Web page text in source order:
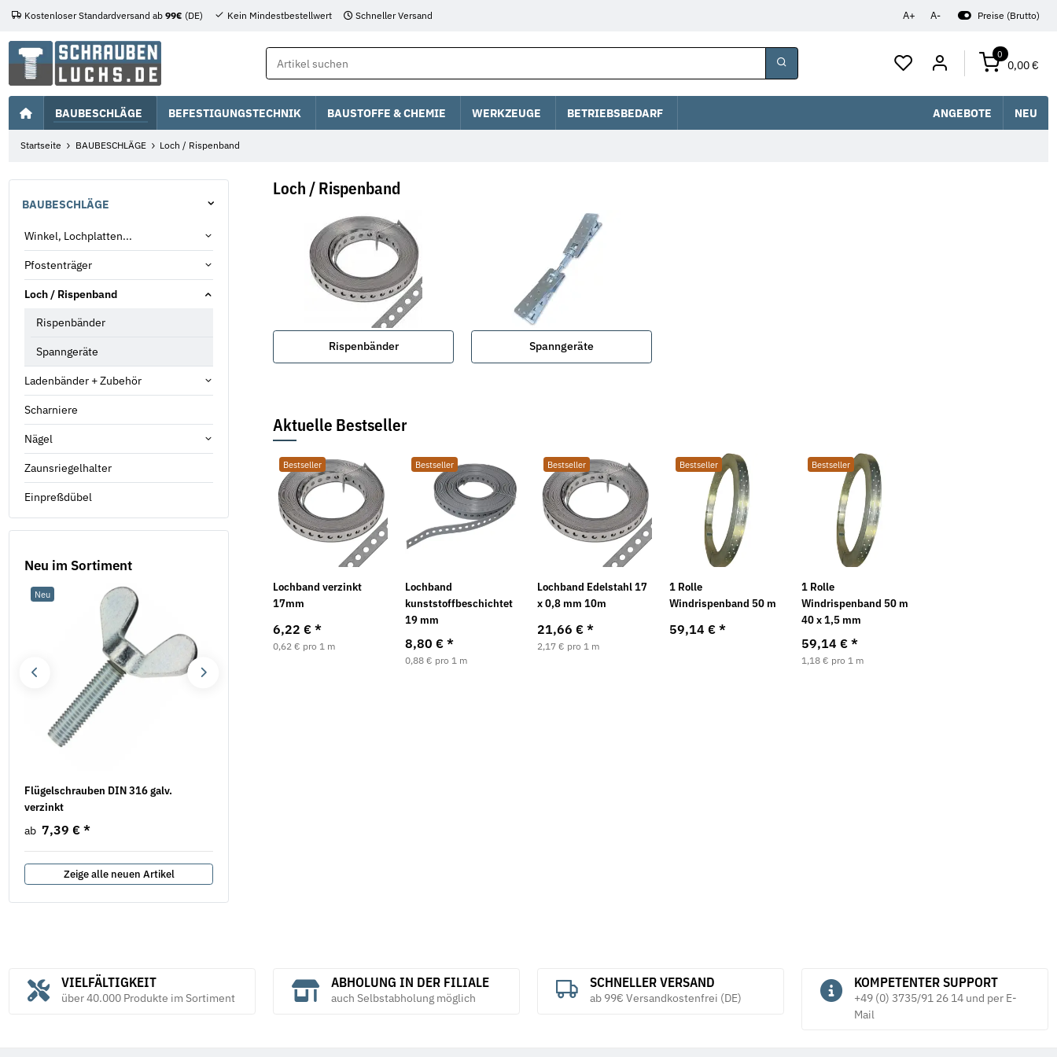
A+ A- Preise (Brutto)
Kostenloser Standardversand ab 99€ (DE) Kein Mindestbestellwert Schneller Versand
0
0,00 €
BAUBESCHLÄGE BEFESTIGUNGSTECHNIK BAUSTOFFE & CHEMIE WERKZEUGE BETRIEBSBEDARF ANGEBOTE NEU
Startseite BAUBESCHLÄGE Loch / Rispenband
Loch / Rispenband
Rispenbänder Spanngeräte
Aktuelle Bestseller
Bestseller
Lochband verzinkt
17mm
6,22 €*
0,62 € pro 1 m
Bestseller
Lochband
kunststoffbeschichtet
19 mm
8,80 €*
0,88 € pro 1 m
Bestseller
Lochband Edelstahl 17
x 0,8 mm 10m
21,66 €*
2,17 € pro 1 m
Bestseller
1 Rolle
Windrispenband 50 m
59,14 €*
Bestseller
1 Rolle
Windrispenband 50 m
40 x 1,5 mm
59,14 €*
1,18 € pro 1 m
BAUBESCHLÄGE
Winkel, Lochplatten...
Pfostenträger
Loch / Rispenband
Rispenbänder
Spanngeräte
Ladenbänder + Zubehör
Scharniere
Nägel
Zaunsriegelhalter
Einpreßdübel
Neu im Sortiment
Neu
Flügelschrauben DIN 316 galv.
verzinkt
ab 7,39 € *
Neu
Zeige alle neuen Artikel
VIELFÄLTIGKEIT
über 40.000 Produkte im Sortiment
ABHOLUNG IN DER FILIALE
auch Selbstabholung möglich
SCHNELLER VERSAND
ab 99€ Versandkostenfrei (DE)
KOMPETENTER SUPPORT
+49 (0) 3735/91 26 14 und per E-
Mail